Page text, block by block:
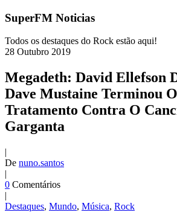
SuperFM Noticias
Todos os destaques do Rock estão aqui!
28 Outubro 2019
Megadeth: David Ellefson
Dave Mustaine Terminou
Tratamento Contra O
Garganta
|
De nuno.santos
|
0 Comentários
|
Destaques, Mundo, Música, Rock